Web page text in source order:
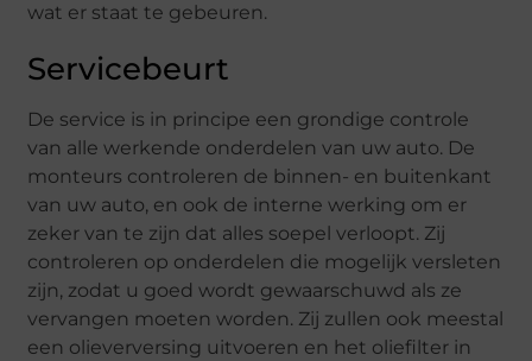
wat er staat te gebeuren.
Servicebeurt
De service is in principe een grondige controle
van alle werkende onderdelen van uw auto. De
monteurs controleren de binnen- en buitenkant
van uw auto, en ook de interne werking om er
zeker van te zijn dat alles soepel verloopt. Zij
controleren op onderdelen die mogelijk versleten
zijn, zodat u goed wordt gewaarschuwd als ze
vervangen moeten worden. Zij zullen ook meestal
een olieverversing uitvoeren en het oliefilter in